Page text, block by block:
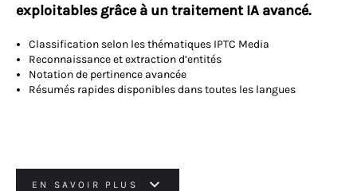
exploitables grâce à un traitement IA avancé.
Classification selon les thématiques IPTC Media
Reconnaissance et extraction d’entités
Notation de pertinence avancée
Résumés rapides disponibles dans toutes les langues
EN SAVOIR PLUS